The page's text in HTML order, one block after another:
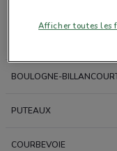
BOULOGNE-
PUTEAUX
COURBEVOIE
Afficher toutes les